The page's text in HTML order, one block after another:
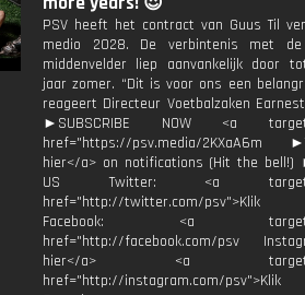
PSV heeft het contract van Guus Til
medio 2028. De verbintenis met de
middenvelder liep aanvankelijk door
jaar zomer. “Dit is voor ons een
reageert Directeur Voetbalzaken
►SUBSCRIBE NOW <a
href="https://psv.media/2KXaA6m
hier</a> on notifications (Hit the bell!)
US Twitter: <a
href="http://twitter.com/psv">Klik
Facebook: <a
href="http://facebook.com/psv
hier</a> <a
href="http://instagram.com/